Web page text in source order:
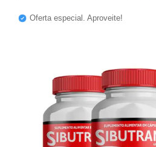
Oferta especial. Aproveite!